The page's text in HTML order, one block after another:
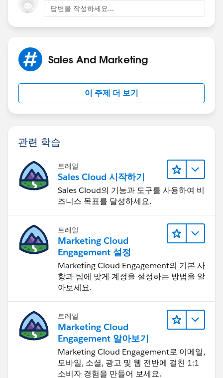
답변을 작성하세요...
Sales And Marketing
이 주제 더 보기
관련 학습
트레일
Sales Cloud 시작하기
Sales Cloud의 기능과 도구를 사용하여 비
즈니스 목표를 달성하세요.
트레일
Marketing Cloud
Engagement 설정
Marketing Cloud Engagement의 기본 사
항과 팀에 맞게 계정을 설정하는 방법을 알
아보세요.
트레일
Marketing Cloud
Engagement 알아보기
Marketing Cloud Engagement로 이메일,
모바일, 소셜, 광고 및 웹 전반에 걸친 1:1
소비자 경험을 만들어 보세요.